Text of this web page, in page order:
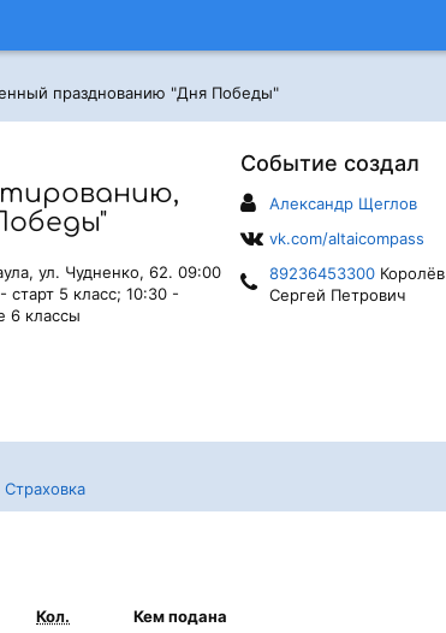
празднованию "Дня Победы"
Событие создал
Александр Щеглов
vk.com/altaicompass
89236453300Королёв
Сергей Петрович
ул. Чудненко, 62. 09:00
старт 5 класс; 10:30 -
6 классы
Страховка
Кол. Кем подана